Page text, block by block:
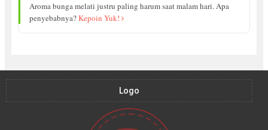
Aroma bunga melati justru paling harum saat malam hari. Apa
penyebabnya?Kepoin Yuk!
Logo